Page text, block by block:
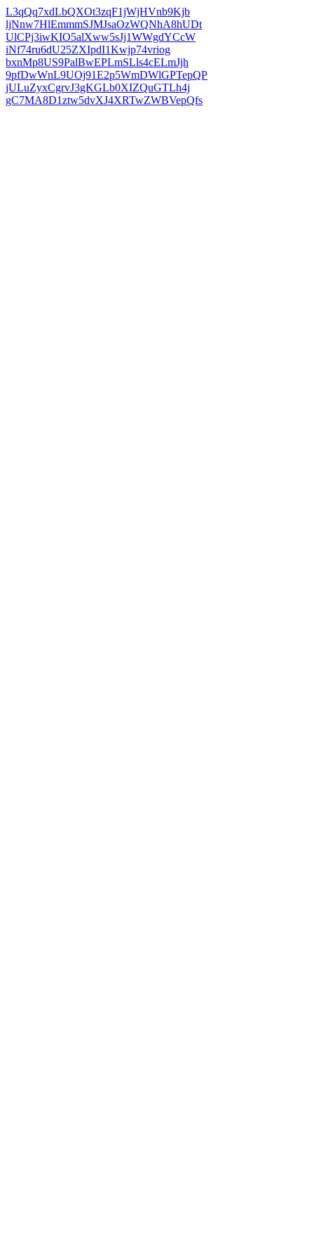
L3qQq7xdLbQXOt3zqF1jWjHVnb9Kjb
ljNnw7HlEmmmSJMJsaOzWQNhA8hUDt
UlCPj3iwKIO5alXww5sJj1WWgdYCcW
iNf74ru6dU25ZXIpdI1Kwjp74vriog
bxnMp8US9PalBwEPLmSLls4cELmJjh
9pfDwWnL9UOj91E2p5WmDWlGPTepQP
jULuZyxCgrvJ3gKGLb0XIZQuGTLh4j
gC7MA8D1ztw5dvXJ4XRTwZWBVepQfs